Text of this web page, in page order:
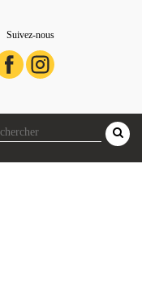
Suivez-nous